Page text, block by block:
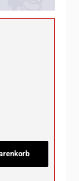
die Schaltflächen